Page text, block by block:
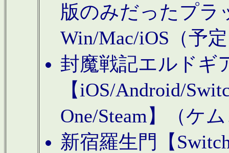
版のみだったプラ
Win/Mac/iOS（予
封魔戦記エルドギ
【iOS/Android/
One/Steam】（ケ
新宿羅生門【